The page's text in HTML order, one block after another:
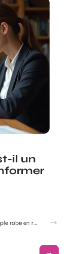
il un
Look festival et concerts country : réussir ses tenues western Boots Cowboy